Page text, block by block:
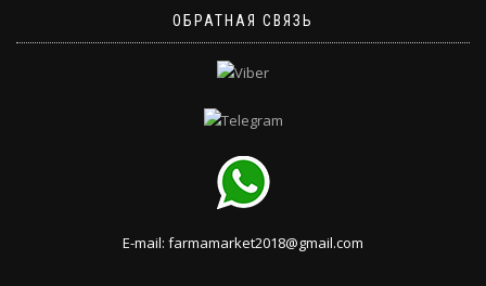
ОБРАТНАЯ СВЯЗЬ
E-mail: farmamarket2018@gmail.com